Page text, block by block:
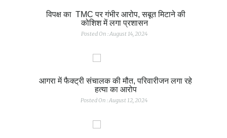
विपक्ष का TMC पर गंभीर आरोप, सबूत मिटाने की
कोशिश में लगा प्रशासन
Posted On : August 14, 2024
आगरा में फैक्ट्री संचालक की मौत, परिवारीजन लगा रहे
हत्या का आरोप
Posted On : August 12, 2024